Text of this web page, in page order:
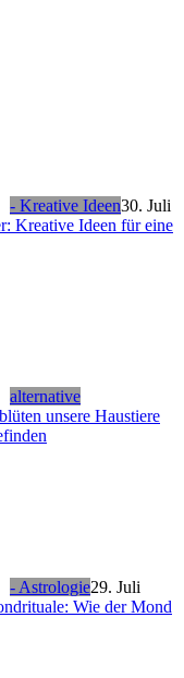
- Kreative Ideen30. Juli
Kreative Ideen für eine
alternative
unsere Haustiere
- Astrologie29. Juli
Wie der Mond